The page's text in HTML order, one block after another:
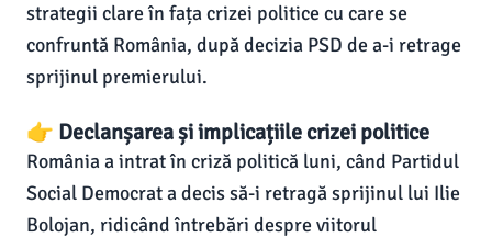
strategii clare în fața crizei politice cu care se
confruntă România, după decizia PSD de a-i retrage
sprijinul premierului.
👉 Declanșarea și implicațiile crizei politice
România a intrat în criză politică luni, când Partidul
Social Democrat a decis să-i retragă sprijinul lui Ilie
Bolojan, ridicând întrebări despre viitorul